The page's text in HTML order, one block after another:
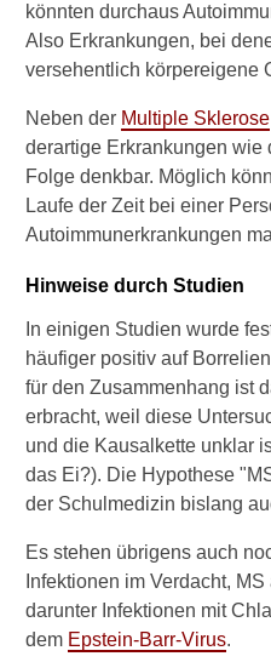
könnten durchaus
Also Erkrankungen, bei
versehentlich körpereigene
Neben der Multiple Sklerose
derartige Erkrankungen wie
Folge denkbar. Möglich
Laufe der Zeit bei einer
Autoimmunerkrankungen
Hinweise durch Studien
In einigen Studien wurde
häufiger positiv auf
für den Zusammenhang ist
erbracht, weil diese
und die Kausalkette unklar
das Ei?). Die Hypothese
der Schulmedizin bislang
Es stehen übrigens auch
Infektionen im Verdacht,
darunter Infektionen mit
dem Epstein-Barr-Virus.
Verlaufsformen der MS
Verschwinden
nach dem Schub?
Behandlung im
Ist Heilung möglich?
Langzeittherapie
Schubtherapie mit
Kortison-
Nebenwirkungen
Kortison-
oft?
Medikamente
Fortschritt durch MS-
Medikamente?